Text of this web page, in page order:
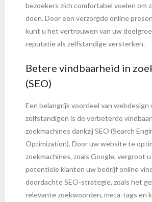
bezoekers zich comfortabel voelen om
doen. Door een verzorgde online
kunt u het vertrouwen van uw
reputatie als zelfstandige versterken.
Betere vindbaarheid in
(SEO)
Een belangrijk voordeel van webdesign
zelfstandigen is de verbeterde
zoekmachines dankzij SEO (Search
Optimization). Door uw website te
zoekmachines, zoals Google, vergroot
potentiële klanten uw bedrijf online
doordachte SEO-strategie, zoals het
relevante zoekwoorden, meta-tags en